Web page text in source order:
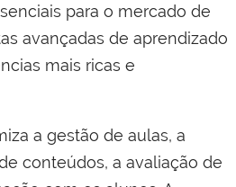
para o mercado de
avançadas de aprendizado
mais ricas e
a gestão de aulas, a
conteúdos, a avaliação de